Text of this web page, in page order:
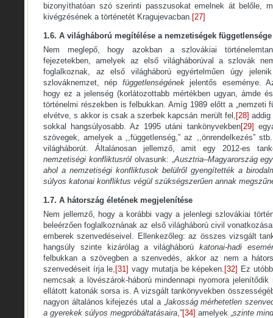
bizonyíthatóan szó szerinti passzusokat emelnek át belőle,
kivégzésének a történetét Kragujevacban. [27]
1.6. A világháború megítélése a nemzetiségek
Nem meglepő, hogy azokban a szlovákiai
fejezetekben, amelyek az első világháborúval a szlovák
foglalkoznak, az első világháború egyértelműen úgy
szlováknemzet, nép függetlenségénekjelentős eseménye.
hogy ez a jelenség (korlátozottabb mértékben ugyan, ámde
történelmi részekben is felbukkan. Amíg 1989 előtt a „nemzeti
elvétve, s akkor is csak a szerbek kapcsán merült fel, [28] addig
sokkal hangsúlyosabb. Az 1995 utáni tankönyvekben[29]
szövegek, amelyek a ,,függetlenség,” az ,,önrendelkezés”
világháborút. Általánosan jellemző, amit egy 2012-es
nemzetiségi konfliktusról olvasunk: „ Ausztria–Magyarország
ahol a nemzetiségi konfliktusok belülről gyengítették a
súlyos katonai konfliktus végül szükségszerűen annak
1.7. A hátország életének megjelenítése
Nem jellemző, hogy a korábbi vagy a jelenlegi szlovákiai
beleérzően foglalkoznának az első világháború civil
emberek szenvedéseivel. Ellenkezőleg: az összes vizsgált
hangsúly szinte kizárólag a világháború katonai-hadi
felbukkan a szövegben a szenvedés, akkor az nem a
szenvedéseit írja le, [31] vagy mutatja be képeken. [32] Ez
nemcsak a lövészárok-háború mindennapi nyomora
ellátott katonák sorsa is. A vizsgált tankönyvekben
nagyon általános kifejezés utal a „ lakosság mérhetetlen
a gyerekek súlyos megpróbáltatásaira ,”[34] amelyek „ szinte